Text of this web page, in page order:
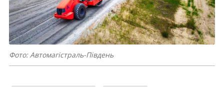
Фото: Автомагістраль-Південь